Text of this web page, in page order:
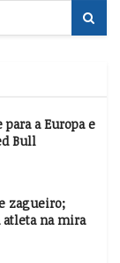
a Europa e
Bull
zagueiro;
atleta na mira